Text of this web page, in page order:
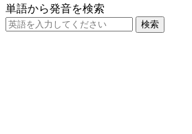
単語から発音を検索